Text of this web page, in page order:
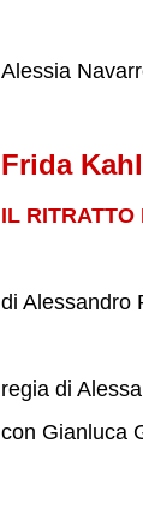
Alessia
Frida
IL RITRATTO
di Alessandro
regia di
con Gianluca